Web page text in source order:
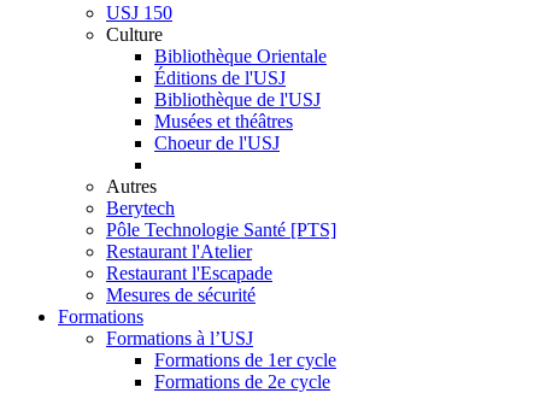
USJ 150
Culture
Bibliothèque Orientale
Éditions de l'USJ
Bibliothèque de l'USJ
Musées et théâtres
Choeur de l'USJ
Autres
Berytech
Pôle Technologie Santé [PTS]
Restaurant l'Atelier
Restaurant l'Escapade
Mesures de sécurité
Formations
Formations à l’USJ
Formations de 1er cycle
Formations de 2e cycle